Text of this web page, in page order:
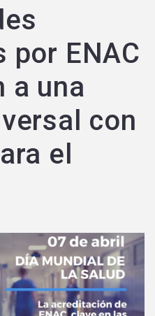
por ENAC
a una
con
el